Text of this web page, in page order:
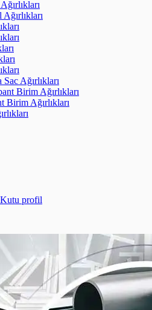
Ağırlıkları
Birim Ağırlıkları
Birim Ağırlıkları
profil